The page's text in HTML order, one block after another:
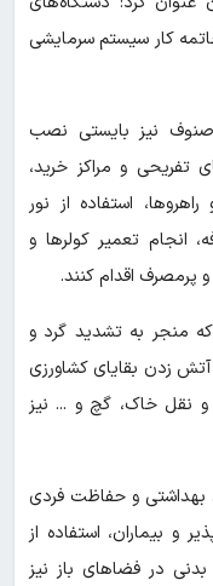
کار سیستم سرمایشی
نیز بایستی نصب
و مراکز خرید،
استفاده از نور
تعمیر کولرها و
اقدام کنند.
منجر به تشدید گرد و
زدن بقایای کشاورزی
نقل خاک، گچ و ... نیز
و حفاظت فردی
و بیماران، استفاده از
در فضاهای باز نیز